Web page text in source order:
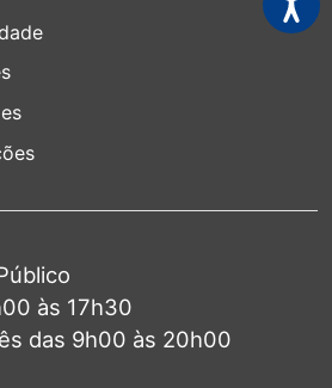
às 17h30
das 9h00 às 20h00